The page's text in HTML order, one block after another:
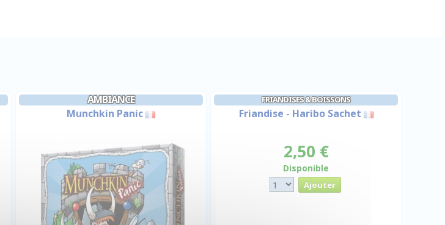
AMBIANCE
Munchkin Panic
FRIANDISES & BOISSONS
Friandise - Haribo Sachet
2,50 €
Disponible